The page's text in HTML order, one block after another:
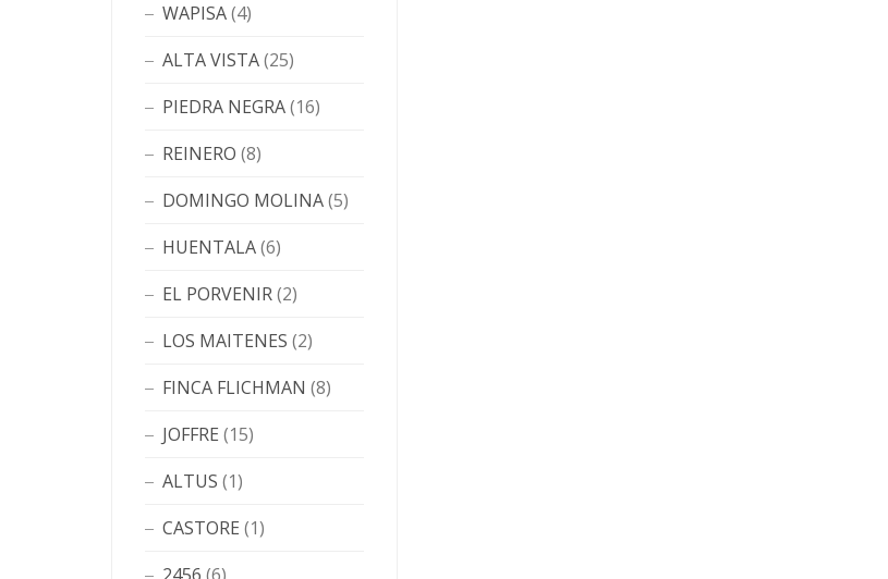
WAPISA(4)
ALTA VISTA(25)
PIEDRA NEGRA(16)
REINERO (8)
DOMINGO MOLINA(5)
HUENTALA(6)
EL PORVENIR(2)
LOS MAITENES (2)
FINCA FLICHMAN (8)
JOFFRE (15)
ALTUS (1)
CASTORE (1)